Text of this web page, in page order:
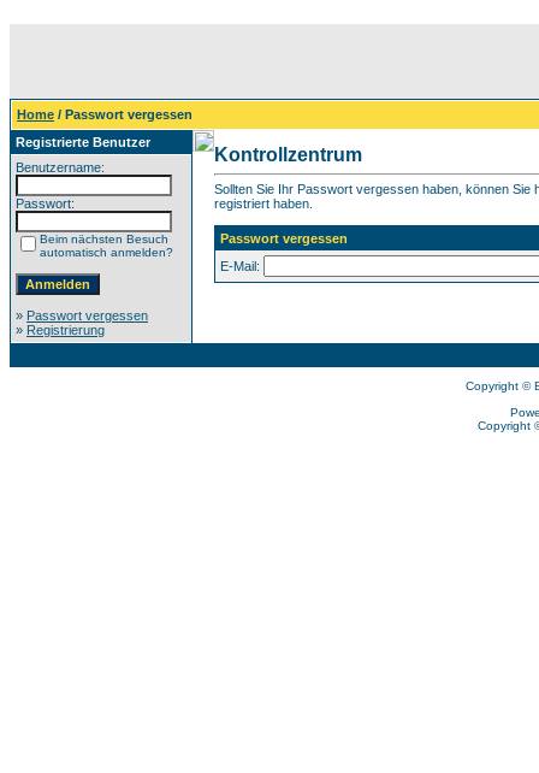
Home / Passwort vergessen
Registrierte Benutzer
Benutzername:
Passwort:
Beim nächsten Besuch
automatisch anmelden?
» Passwort vergessen
» Registrierung
Kontrollzentrum
Sollten Sie Ihr Passwort vergessen haben, können
registriert haben.
Passwort vergessen
E-Mail:
Copyright ©
Copyright